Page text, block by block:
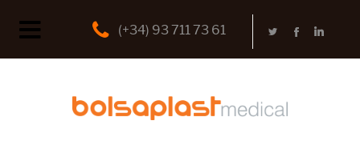
(+34) 93 711 73 61